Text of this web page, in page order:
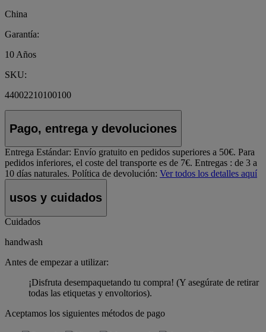
China
Garantía:
10 Años
SKU:
44002210100100
Pago, entrega y devoluciones
Entrega Estándar: Envío gratuito en pedidos superiores a 50€. Para
pedidos inferiores, el coste del transporte es de 7€. Entregas : de 3 a
10 días naturales. Política de devolución: Ver todos los detalles aquí
usos y cuidados
Cuidados
handwash
Antes de empezar a utilizar:
¡Disfruta desempaquetando tu compra! (Y asegúrate de retirar
todas las etiquetas y envoltorios).
Aceptamos los siguientes métodos de pago